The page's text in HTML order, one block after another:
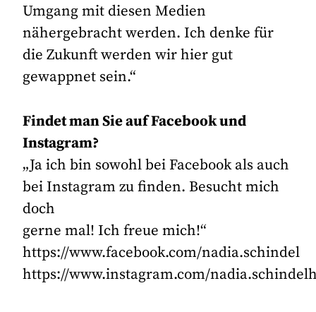
Umgang mit diesen Medien
nähergebracht werden. Ich denke für
die Zukunft werden wir hier gut
gewappnet sein.“
Findet man Sie auf Facebook und
Instagram?
„Ja ich bin sowohl bei Facebook als auch
bei Instagram zu finden. Besucht mich
doch
gerne mal! Ich freue mich!“
https://www.facebook.com/nadia.schindel
https://www.instagram.com/